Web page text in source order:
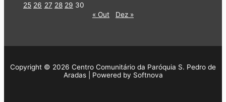
25 26 27 28 29 30
« Out
Dez »
Copyright © 2026 Centro Comunitário da Paróquia S. Pedro de
Aradas | Powered by Softnova